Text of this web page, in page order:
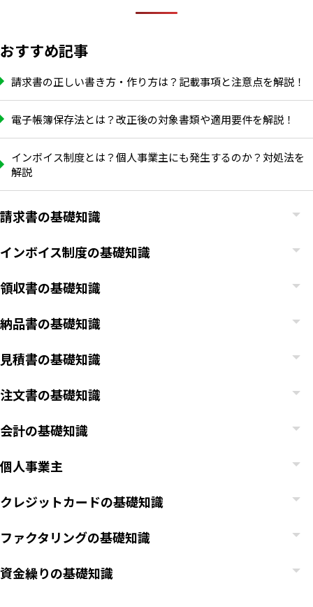
おすすめ記事
請求書の正しい書き方・作り方は？記載事項と注意点を解説！
電子帳簿保存法とは？改正後の対象書類や適用要件を解説！
インボイス制度とは？個人事業主にも発生するのか？対処法を
解説
請求書の基礎知識
インボイス制度の基礎知識
領収書の基礎知識
納品書の基礎知識
見積書の基礎知識
注文書の基礎知識
会計の基礎知識
個人事業主
クレジットカードの基礎知識
ファクタリングの基礎知識
資金繰りの基礎知識